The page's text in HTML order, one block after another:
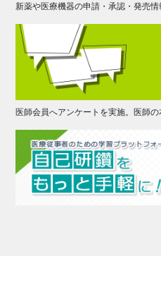
新薬や医療機器の申請・承認・発売情
医師会員へアンケートを実施。医師の